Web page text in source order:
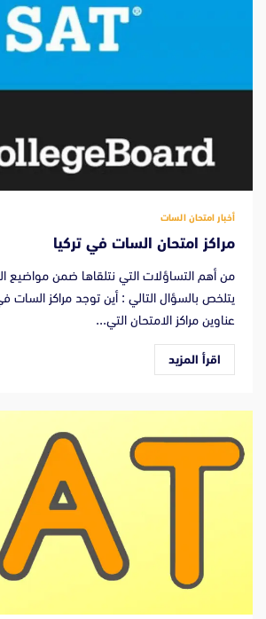
أخبار امتحان السات
مراكز امتحان السات في تركيا
من أهم التساؤلات التي نتلقاها ضمن مواضيع
يتلخص بالسؤال التالي : أين توجد مراكز السات
عناوين مراكز الامتحان التي...
اقرأ المزيد